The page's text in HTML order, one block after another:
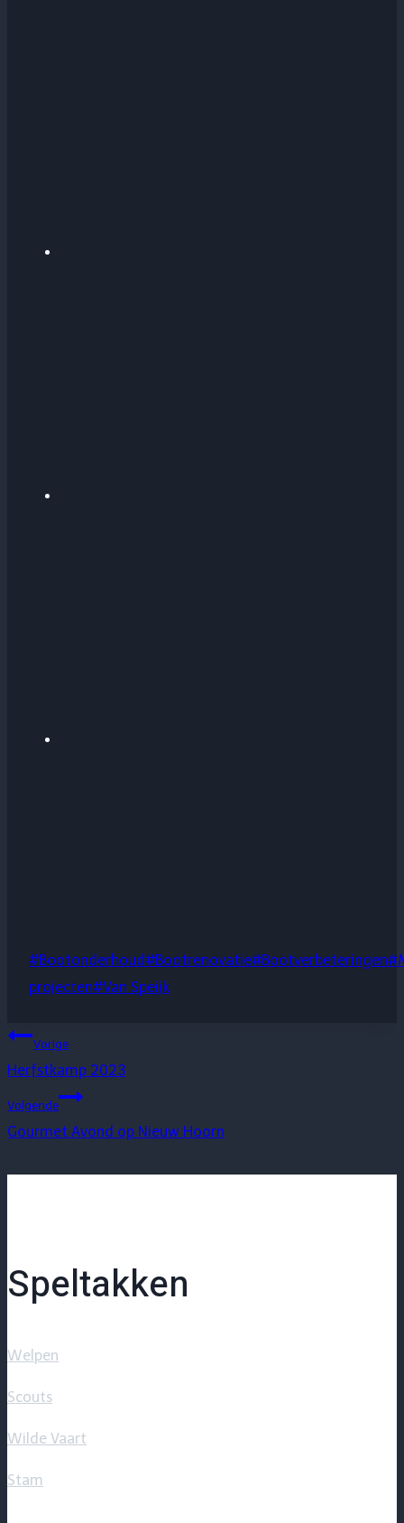
Bericht
tags:
#Bootonderhoud#Bootrenovatie#Bootverbeteringen#
projecten#Van Speijk
Bericht
navigatie
Vorige
Herfstkamp 2023
Volgende
Gourmet Avond op Nieuw Hoorn
Speltakken
Welpen
Scouts
Wilde Vaart
Stam